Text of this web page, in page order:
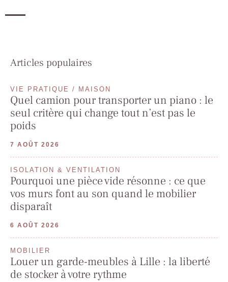
Articles populaires
VIE PRATIQUE / MAISON
Quel camion pour transporter un piano : le
seul critère qui change tout n’est pas le
poids
7 AOÛT 2026
ISOLATION & VENTILATION
Pourquoi une pièce vide résonne : ce que
vos murs font au son quand le mobilier
disparaît
6 AOÛT 2026
MOBILIER
Louer un garde-meubles à Lille : la liberté
de stocker à votre rythme